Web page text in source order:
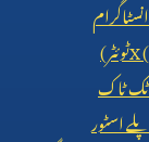
انسٹاگرام
X (ٹوئٹر)
ٹک ٹاک
پلے اسٹور